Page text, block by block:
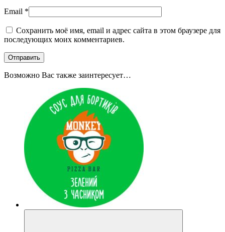
Email *
Сохранить моё имя, email и адрес сайта в этом браузере для
последующих моих комментариев.
Возможно Вас также заинтересует…